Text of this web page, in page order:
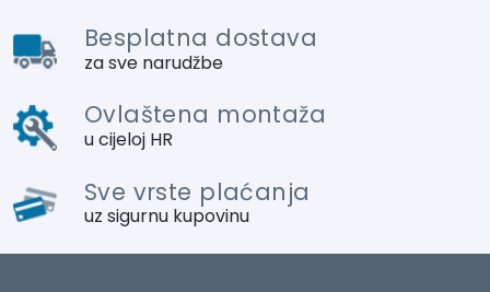
Besplatna dostava
za sve narudžbe
Ovlaštena montaža
u cijeloj HR
Sve vrste plaćanja
uz sigurnu kupovinu